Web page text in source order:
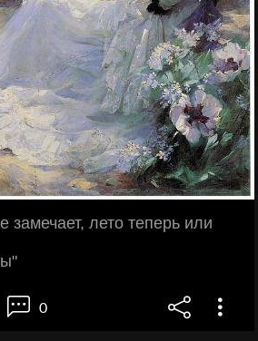
замечает, лето теперь или
0